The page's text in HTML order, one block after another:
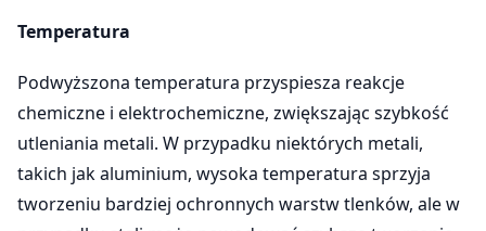
Temperatura
Podwyższona temperatura przyspiesza reakcje
chemiczne i elektrochemiczne, zwiększając szybkość
utleniania metali. W przypadku niektórych metali,
takich jak aluminium, wysoka temperatura sprzyja
tworzeniu bardziej ochronnych warstw tlenków, ale w